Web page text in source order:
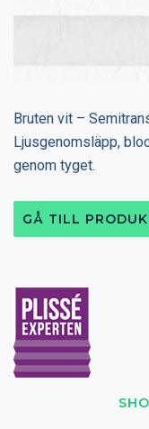
Bruten vit –
Ljusgenomsläpp,
genom tyget.
GÅ TILL